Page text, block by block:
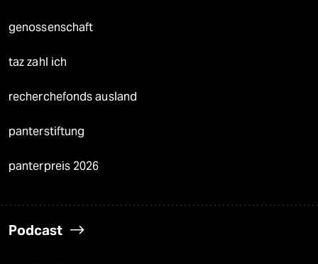
genossenschaft
taz zahl ich
recherchefonds ausland
panterstiftung
panterpreis 2026
Podcast